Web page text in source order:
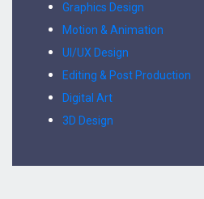
Graphics Design
Motion & Animation
UI/UX Design
Editing & Post Production
Digital Art
3D Design